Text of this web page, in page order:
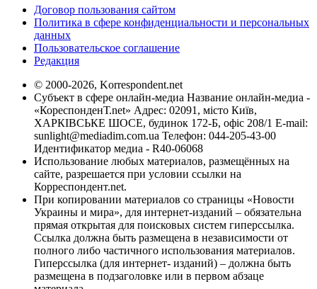
Договор пользования сайтом
Политика в сфере конфиденциальности и персональных
данных
Пользовательское соглашение
Редакция
© 2000-2026, Korrespondent.net
Субъект в сфере онлайн-медиа Название онлайн-медиа -
«КореспонденТ.net» Адрес: 02091, місто Київ,
ХАРКІВСЬКЕ ШОСЕ, будинок 172-Б, офіс 208/1 E-mail:
sunlight@mediadim.com.ua Телефон: 044-205-43-00
Идентификатор медиа - R40-06068
Использование любых материалов, размещённых на
сайте, разрешается при условии ссылки на
Корреспондент.net.
При копировании материалов со страницы «Новости
Украины и мира», для интернет-изданий – обязательна
прямая открытая для поисковых систем гиперссылка.
Ссылка должна быть размещена в независимости от
полного либо частичного использования материалов.
Гиперссылка (для интернет- изданий) – должна быть
размещена в подзаголовке или в первом абзаце